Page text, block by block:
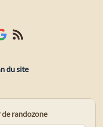
du site
randozone